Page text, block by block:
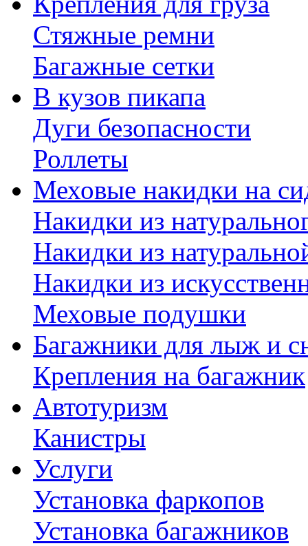
Стяжные ремни
Багажные сетки
В кузов пикапа
Дуги безопасности
Роллеты
Меховые накидки на
Накидки из
Накидки из
Накидки из
Меховые подушки
Багажники для лыж и
Крепления на багажник
Автотуризм
Канистры
Услуги
Установка фаркопов
Установка багажников